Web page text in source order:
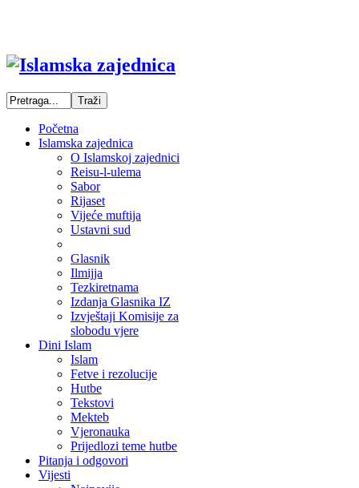
Početna
Islamska zajednica
O Islamskoj zajednici
Reisu-l-ulema
Sabor
Rijaset
Vijeće muftija
Ustavni sud
Glasnik
Ilmijja
Tezkiretnama
Izdanja Glasnika IZ
Izvještaji Komisije za
slobodu vjere
Dini Islam
Islam
Fetve i rezolucije
Hutbe
Tekstovi
Mekteb
Vjeronauka
Prijedlozi teme hutbe
Pitanja i odgovori
Vijesti